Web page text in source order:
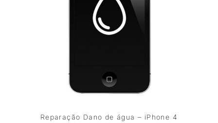
Reparação Dano de água – iPhone 4